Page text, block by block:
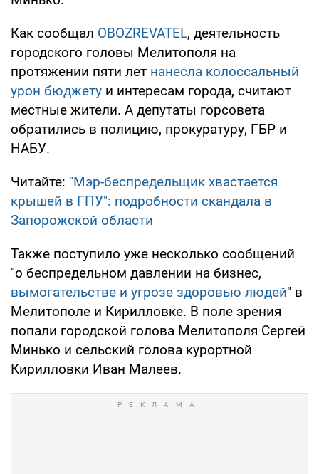
Как сообщал OBOZREVATEL, деятельность
городского головы Мелитополя на
протяжении пяти лет нанесла колоссальный
урон бюджету и интересам города, считают
местные жители. А депутаты горсовета
обратились в полицию, прокуратуру, ГБР и
НАБУ.
Читайте: "Мэр-беспредельщик хвастается
крышей в ГПУ": подробности скандала в
Запорожской области
Также поступило уже несколько сообщений
"о беспредельном давлении на бизнес,
вымогательстве и угрозе здоровью людей" в
Мелитополе и Кирилловке. В поле зрения
попали городской голова Мелитополя Сергей
Минько и сельский голова курортной
Кирилловки Иван Малеев.